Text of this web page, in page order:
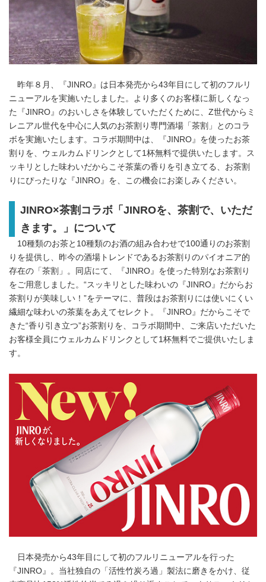
昨年８月、『JINRO』は日本発売から43年目にして初のフルリ
ニューアルを実施いたしました。より多くのお客様に新しくなっ
た『JINRO』のおいしさを体験していただくために、Z世代からミ
レニアル世代を中心に人気のお茶割り専門酒場「茶割」とのコラ
ボを実施いたします。コラボ期間中は、『JINRO』を使ったお茶
割りを、ウェルカムドリンクとして1杯無料で提供いたします。ス
ッキリとした味わいだからこそ茶葉の香りを引き立てる、お茶割
りにぴったりな『JINRO』を、この機会にお楽しみください。
JINRO×茶割コラボ「JINROを、茶割で、いただ
きます。」について
10種類のお茶と10種類のお酒の組み合わせで100通りのお茶割
りを提供し、昨今の酒場トレンドであるお茶割りのパイオニア的
存在の「茶割」。同店にて、『JINRO』を使った特別なお茶割り
をご用意しました。“スッキリとした味わいの『JINRO』だからお
茶割りが美味しい！”をテーマに、普段はお茶割りには使いにくい
繊細な味わいの茶葉をあえてセレクト。『JINRO』だからこそで
きた“香り引き立つ”お茶割りを、コラボ期間中、ご来店いただいた
お客様全員にウェルカムドリンクとして1杯無料でご提供いたしま
す。
日本発売から43年目にして初のフルリニューアルを行った
『JINRO』。当社独自の「活性竹炭ろ過」製法に磨きをかけ、従